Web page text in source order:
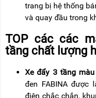
trang bị hệ thống
và quay đầu trong
TOP các các
tầng chất lượng
Xe đẩy 3 tầng màu
đen FABINA được
điện chắc chắn,